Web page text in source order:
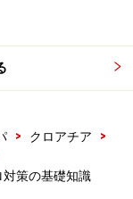
> クロアチア
>
策の基礎知識